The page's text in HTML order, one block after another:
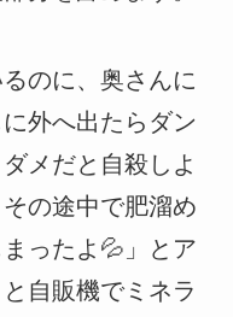
のに、奥さんに
外へ出たらダン
メだと自殺しよ
の途中で肥溜め
ったよ💦」とア
自販機でミネラ